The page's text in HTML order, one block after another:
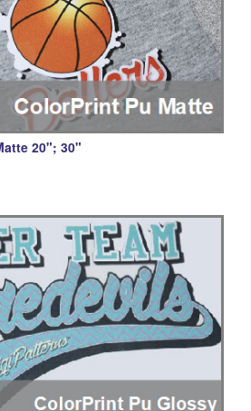
20"; 30"